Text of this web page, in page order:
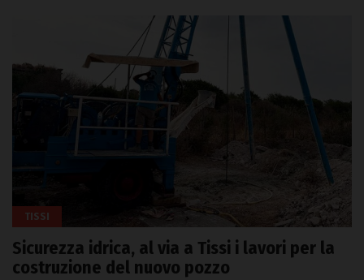
TISSI
Sicurezza idrica, al via a Tissi i lavori per la
costruzione del nuovo pozzo